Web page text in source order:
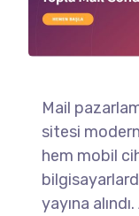
Mail
sitesi
hem mobil
yayına